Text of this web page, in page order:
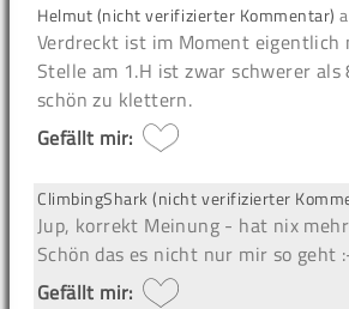
Helmut (nicht verifizierter Kommentar)
Verdreckt ist im Moment eigentlich
Stelle am 1.H ist zwar schwerer als
schön zu klettern.
Gefällt mir:
ClimbingShark (nicht verifizierter
Jup, korrekt Meinung - hat nix
Schön das es nicht nur mir so geht
Gefällt mir: